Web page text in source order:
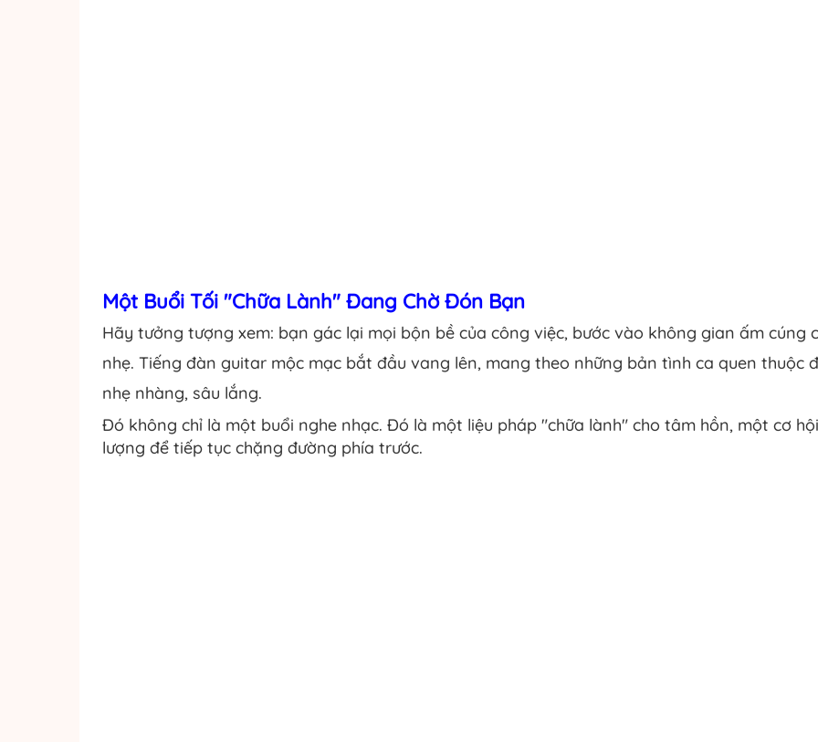
Một Buổi Tối "Chữa Lành" Đang Chờ Đón Bạn
Hãy tưởng tượng xem: bạn gác lại mọi bộn bề của công việc, bước vào không gian ấm cúng
nhẹ. Tiếng đàn guitar mộc mạc bắt đầu vang lên, mang theo những bản tình ca quen thuộc
nhẹ nhàng, sâu lắng.
Đó không chỉ là một buổi nghe nhạc. Đó là một liệu pháp "chữa lành" cho tâm hồn, một cơ
lượng để tiếp tục chặng đường phía trước.